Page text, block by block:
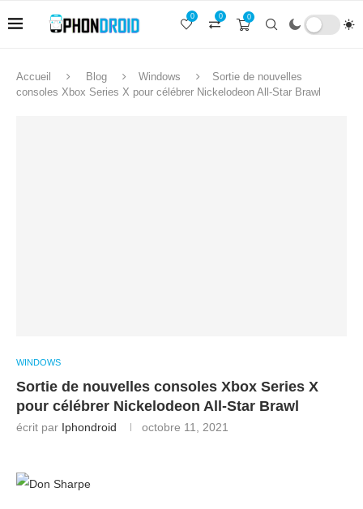
0
0
0
Accueil Blog Windows
Sortie de nouvelles
consoles Xbox Series X pour célébrer Nickelodeon All-Star Brawl
WINDOWS
Sortie de nouvelles consoles Xbox Series X
pour célébrer Nickelodeon All-Star Brawl
écrit par Iphondroid octobre 11, 2021